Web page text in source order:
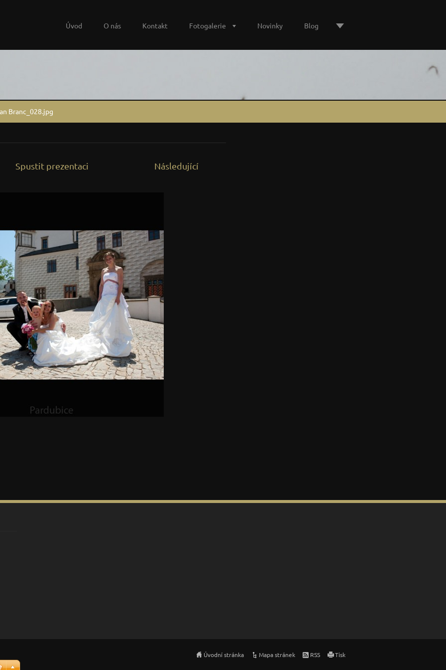
Úvod O nás Kontakt Fotogalerie Novinky Blog
Branc_028.jpg
Spustit prezentaci Následující
Úvodní stránka Mapa stránek RSS Tisk